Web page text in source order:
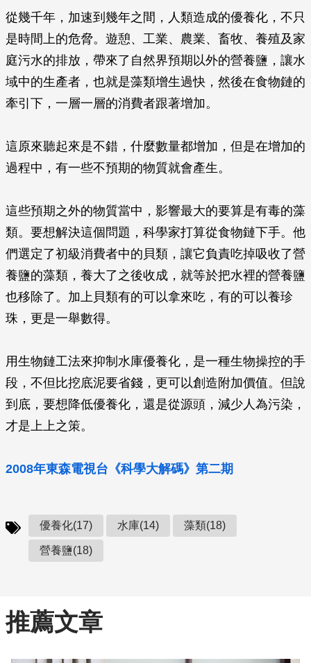
從幾千年，加速到幾年之間，人類造成的優養化，不只
是時間上的危脅。遊憩、工業、農業、畜牧、養殖及家
庭污水的排放，帶來了自然界預期以外的營養鹽，讓水
域中的生產者，也就是藻類增生過快，然後在食物鏈的
牽引下，一層一層的消費者跟著增加。
這原來聽起來是不錯，什麼數量都增加，但是在增加的
過程中，有一些不預期的物質就會產生。
這些預期之外的物質當中，影響最大的要算是有毒的藻
類。要想解決這個問題，科學家打算從食物鏈下手。他
們選定了初級消費者中的貝類，讓它負責吃掉吸收了營
養鹽的藻類，養大了之後收成，就等於把水裡的營養鹽
也移除了。加上貝類有的可以拿來吃，有的可以養珍
珠，更是一舉數得。
用生物鏈工法來抑制水庫優養化，是一種生物操控的手
段，不但比挖底泥要省錢，更可以創造附加價值。但說
到底，要想降低優養化，還是從源頭，減少人為污染，
才是上上之策。
2008年東森電視台《科學大解碼》第二期
優養化(17) 水庫(14) 藻類(18)
營養鹽(18)
推薦文章